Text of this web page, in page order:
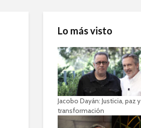
Lo más visto
Jacobo Dayán: Justicia, paz y
transformación